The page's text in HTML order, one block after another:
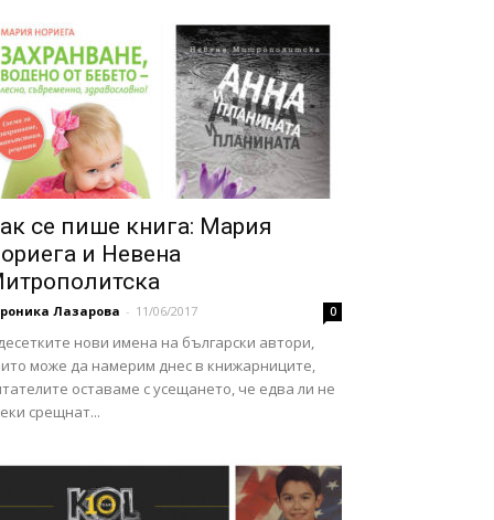
се пише книга: Мария
и Невена
Лазарова - 11/06/2017 0
нови имена на български автори,
може да намерим днес в книжарниците,
оставаме с усещането, че едва ли не
срещнат...